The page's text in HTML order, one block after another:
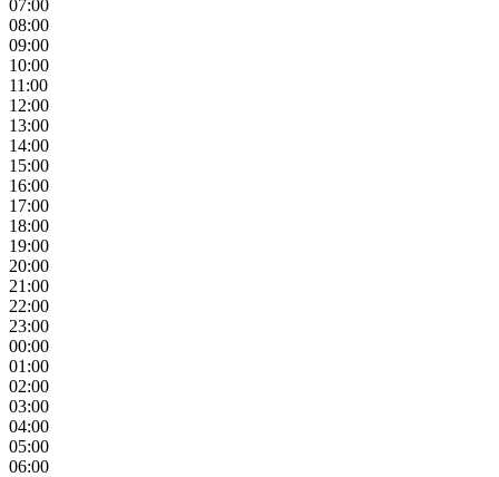
07:00
08:00
09:00
10:00
11:00
12:00
13:00
14:00
15:00
16:00
17:00
18:00
19:00
20:00
21:00
22:00
23:00
00:00
01:00
02:00
03:00
04:00
05:00
06:00